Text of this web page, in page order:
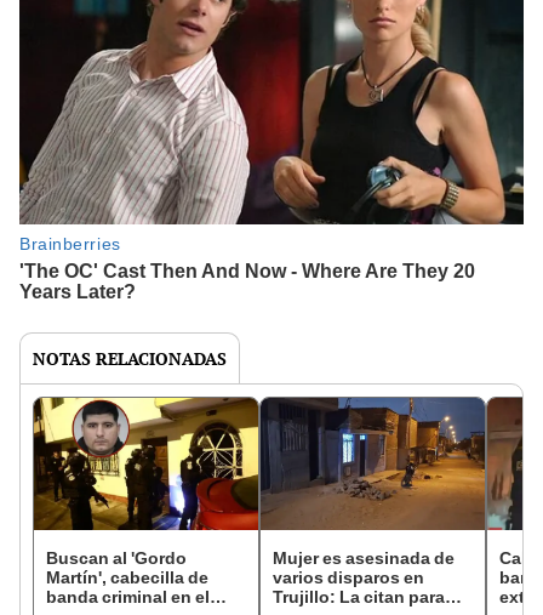
NOTAS RELACIONADAS
Buscan al 'Gordo
Martín', cabecilla de
banda criminal en el
Mujer es asesinada de
varios disparos en
Trujillo: La citan para